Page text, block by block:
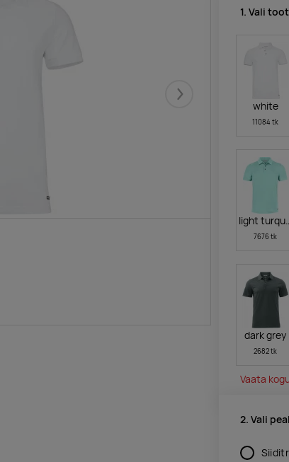
Järgmised
1. Vali
white
11084 tk
light
7676 tk
dark grey
2682 tk
Vaata
2. Vali